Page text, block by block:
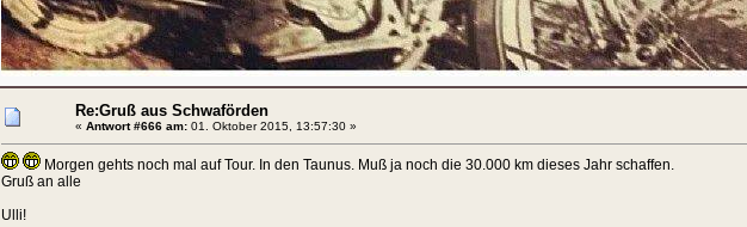
Re:Gruß aus Schwaförden
« Antwort #666 am:01. Oktober 2015, 13:57:30 »
Morgen gehts noch mal auf Tour. In den Taunus. Muß ja noch die 30.000 km dieses Jahr schaffen.
Gruß an alle
Ulli!